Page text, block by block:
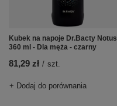
Kubek na napoje Dr.Bacty Notus
360 ml - Dla męża - czarny
81,29 zł / szt.
+ Dodaj do porównania